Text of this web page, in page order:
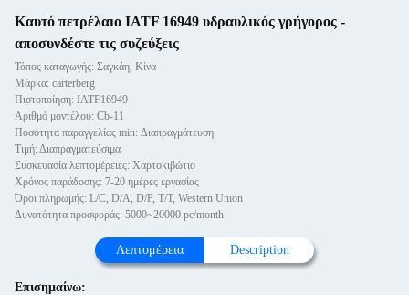
Καυτό πετρέλαιο IATF 16949 υδραυλικός γρήγορος -
αποσυνδέστε τις συζεύξεις
Τόπος καταγωγής: Σαγκάη, Κίνα
Μάρκα: carterberg
Πιστοποίηση: IATF16949
Αριθμό μοντέλου: Cb-11
Ποσότητα παραγγελίας min: Διαπραγμάτευση
Τιμή: Διαπραγματεύσιμα
Συσκευασία λεπτομέρειες: Χαρτοκιβώτιο
Χρόνος παράδοσης: 7-20 ημέρες εργασίας
Όροι πληρωμής: L/C, D/A, D/P, T/T, Western Union
Δυνατότητα προσφοράς: 5000~20000 pc/month
Λεπτομέρεια Description
Επισημαίνω: